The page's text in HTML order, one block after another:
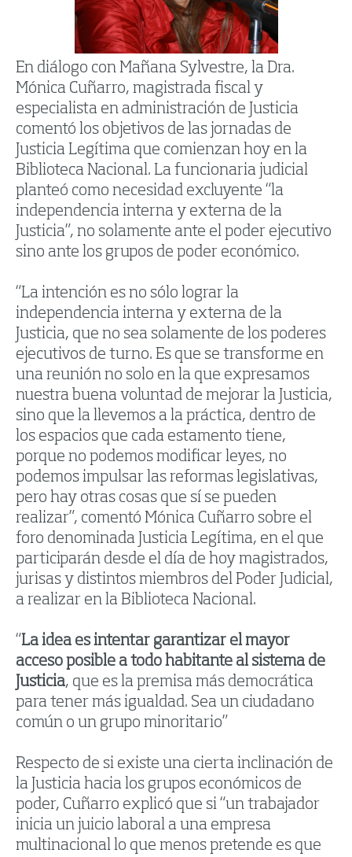
En diálogo con Mañana Sylvestre, la Dra.
Mónica Cuñarro, magistrada fiscal y
especialista en administración de Justicia
comentó los objetivos de las jornadas de
Justicia Legítima que comienzan hoy en la
Biblioteca Nacional. La funcionaria judicial
planteó como necesidad excluyente “la
independencia interna y externa de la
Justicia”, no solamente ante el poder ejecutivo
sino ante los grupos de poder económico.
“La intención es no sólo lograr la
independencia interna y externa de la
Justicia, que no sea solamente de los poderes
ejecutivos de turno. Es que se transforme en
una reunión no solo en la que expresamos
nuestra buena voluntad de mejorar la Justicia,
sino que la llevemos a la práctica, dentro de
los espacios que cada estamento tiene,
porque no podemos modificar leyes, no
podemos impulsar las reformas legislativas,
pero hay otras cosas que sí se pueden
realizar”, comentó Mónica Cuñarro sobre el
foro denominada Justicia Legítima, en el que
participarán desde el día de hoy magistrados,
jurisas y distintos miembros del Poder Judicial,
a realizar en la Biblioteca Nacional.
“La idea es intentar garantizar el mayor
acceso posible a todo habitante al sistema de
Justicia, que es la premisa más democrática
para tener más igualdad. Sea un ciudadano
común o un grupo minoritario”
Respecto de si existe una cierta inclinación de
la Justicia hacia los grupos económicos de
poder, Cuñarro explicó que si “un trabajador
inicia un juicio laboral a una empresa
multinacional lo que menos pretende es que